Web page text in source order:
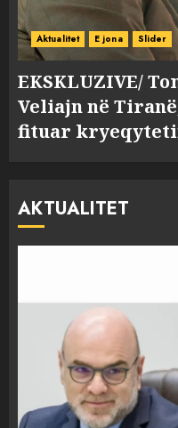
Aktualitet E jona Slider
EKSKLUZIVE/
Veliajn në
fituar
AKTUALITET